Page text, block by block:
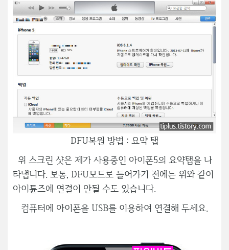
DFU복원 방법 : 요약 탭
위 스크린 샷은 제가 사용중인 아이폰5의 요약탭을 나
타냅니다. 보통, DFU모드로 들어가기 전에는 위와 같이
아이튠즈에 연결이 안될 수도 있습니다.
컴퓨터에 아이폰을 USB를 이용하여 연결해 두세요.